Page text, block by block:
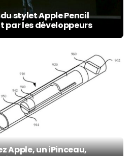
stylet Apple Pencil
par les développeurs
Apple, un iPinceau,